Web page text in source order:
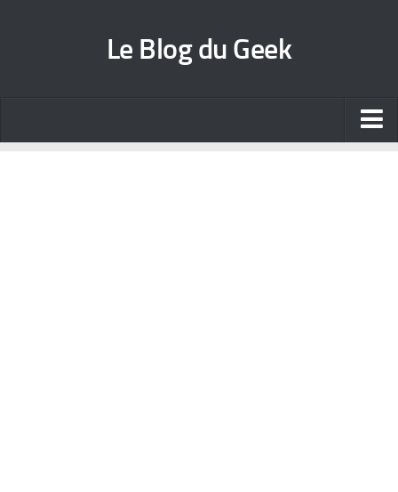
Le Blog du Geek